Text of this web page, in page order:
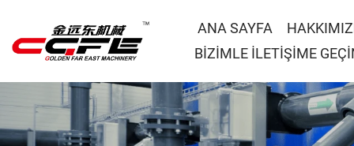
ANA SAYFA
BİZİMLE İLETİŞİME